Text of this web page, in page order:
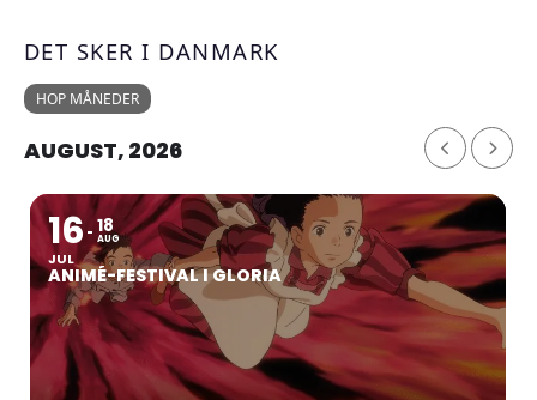
DET SKER I DANMARK
HOP MÅNEDER
AUGUST, 2026
16
JUL
18
AUG
ANIMÉ-FESTIVAL I GLORIA